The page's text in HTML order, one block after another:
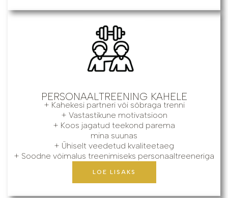
PERSONAALTREENING KAHELE
+ Kahekesi partneri või sõbraga trenni
+ Vastastikune motivatsioon
+ Koos jagatud teekond parema
mina suunas
+ Ühiselt veedetud kvaliteetaeg
+ Soodne võimalus treenimiseks personaaltreeneriga
LOE LISAKS